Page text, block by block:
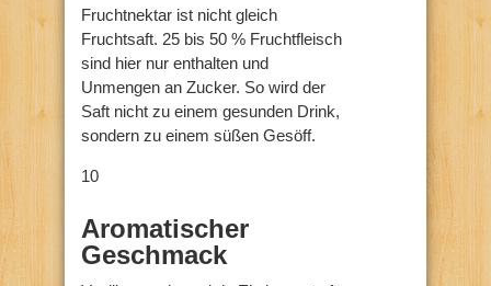
Fruchtnektar ist nicht gleich
Fruchtsaft. 25 bis 50 % Fruchtfleisch
sind hier nur enthalten und
Unmengen an Zucker. So wird der
Saft nicht zu einem gesunden Drink,
sondern zu einem süßen Gesöff.
10
Aromatischer
Geschmack